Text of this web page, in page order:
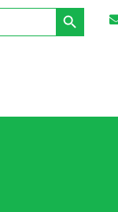
Search Button